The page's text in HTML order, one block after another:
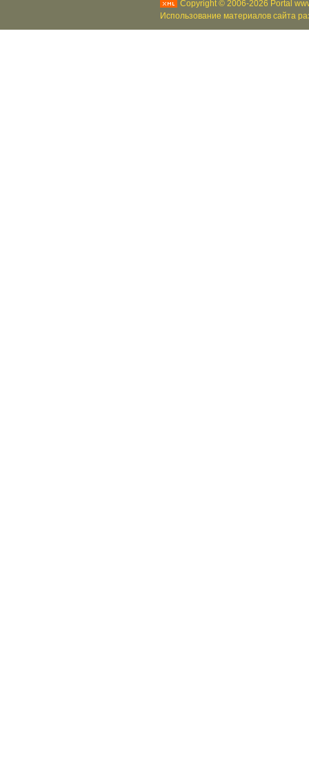
Copyright © 2006-2026 Portal
Использование материалов сайта